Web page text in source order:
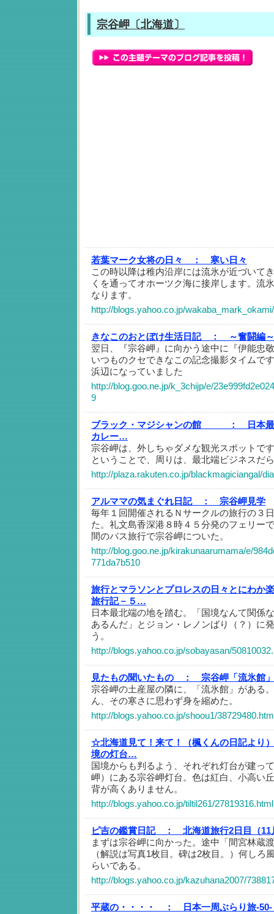
宗谷岬〔北海道〕
若葉マーク女将の日々 ：
寒い日々
この時以降は稚内沿岸には流氷が近づいて
くを通ってオホーツク海に接岸します。流
なります。
http://blogs.yahoo.co.jp/
きなこのおとぼけ生活日記 ：
～奮闘編
翌日、『宗谷岬』に向かう途中に『伊能忠
いつものクセできなこの記念撮影タイムで
浜辺になっていました
http://blog.goo.ne.jp/k_3chijp/e/
9
ブラック・マジシャンの館 ：
日本
カレー…
宗谷岬は、外しちゃダメな観光スポットで
ということで、周りは、最北端ビジネスだ
http://plaza.rakuten.co.jp/blackmagiciangal/
アルママの気まぐれ日記 ：
宗谷岬見学
毎年１回開催されるＮサークルの旅行の３
た。礼文島香深港８時４５分発のフェリー
間のバス旅行で宗谷岬についた。
http://blog.goo.ne.jp/kirakunaarumama/e/
771da7b510
旅行とマラソンとプロレスの日々とにわか
旅行記－５…
日本最北端の地を踏む。「国境なんて関係
あるんだ」とジョン・レノンばり（？）に
う。
http://blogs.yahoo.co.jp/sobayasan/
見たもの聞いたもの ：
宗谷岬「流氷館」
宗谷岬の土産屋の隣に、「流氷館」がある
ん、その寒さに思わず身を縮めた。
http://blogs.yahoo.co.jp/shoou1/
☆北海道見て！来て！（楓くんの日記よ
境の灯台…
国境からも判るよう、それぞれ灯台が建っ
岬）にある宗谷岬灯台。色は紅白、小高い
背が高くありません。
http://blogs.yahoo.co.jp/tiltil261/27819316.html
ピ吉の鑑賞日記 ：
北海道旅行2日目（11
まずは宗谷岬に向かった。途中「間宮林蔵
（解説は写真1枚目。碑は2枚目。）何しろ
らいである。
http://blogs.yahoo.co.jp/kazuhana2007/
平蔵の・・・・ ：
日本一周ぶらり旅-